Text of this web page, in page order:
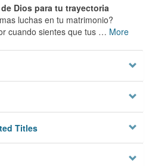
Dios para tu trayectoria
luchas en tu matrimonio?
cuando sientes que tus … More
Titles